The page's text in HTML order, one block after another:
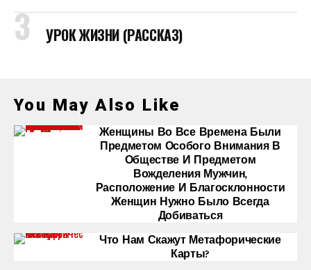
УРОК ЖИЗНИ (РАССКАЗ)
You May Also Like
Женщины Во Все Времена Были
Предметом Особого Внимания В
Обществе И Предметом
Вожделения Мужчин,
Расположение И Благосклонности
Женщин Нужно Было Всегда
Добиваться
Что Нам Скажут Метафорические
Карты?